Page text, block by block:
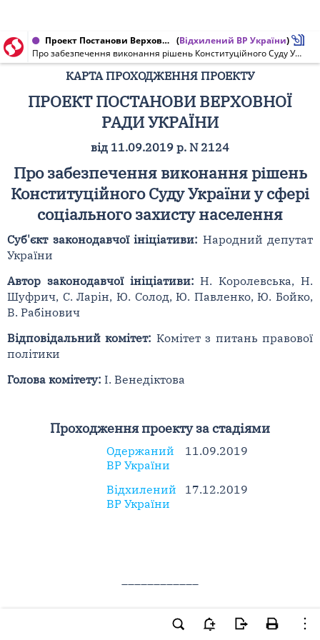
Проект Постанови Верховної Ради України, Карта проходження проекту від 17.12.2019 № 2124 (Відхилений ВР України)
Про забезпечення виконання рішень Конституційного Суду України у сфері соціального захисту населення